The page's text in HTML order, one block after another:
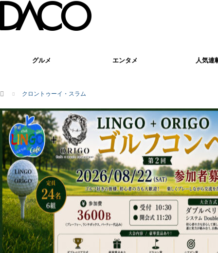
グルメ エンタメ 人気連
ホーム クロントゥーイ・スラム